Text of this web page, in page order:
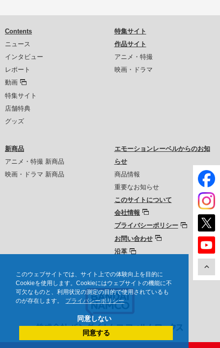
このウェブサイトでは、サイト上での体験向上を目的に
Cookieを使用します。Cookieにはウェブサイトの機能に不
可欠なものと、利用状況の測定の目的で使用されているも
のが存在します。
プライバシーポリシー
同意しない
同意する
Contents
ニュース
インタビュー
レポート
動画
特集サイト
店舗特典
グッズ
特集サイト
作品サイト
アニメ・特撮
映画・ドラマ
新商品
アニメ・特撮 新商品
映画・ドラマ 新商品
エモーションレーベルからのお知
らせ
商品情報
重要なお知らせ
このサイトについて
会社情報
プライバシーポリシー
お問い合わせ
沿革